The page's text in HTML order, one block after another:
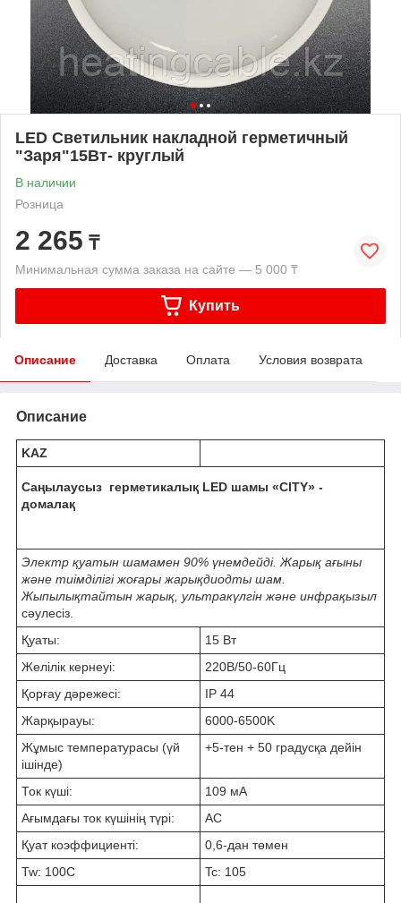
LED Светильник накладной герметичный
"Заря"15Вт- круглый
В наличии
Розница
2 265 ₸
Минимальная сумма заказа на сайте — 5 000 ₸
Купить
Описание Доставка Оплата Условия возврата
Описание
KAZ
Саңылаусыз герметикалық LED шамы «CITY» -
домалақ
Электр қуатын шамамен 90% үнемдейді. Жарық ағыны
және тиімділігі жоғары жарықдиодты шам.
Жыпылықтайтын жарық, ультракүлгін және инфрақызыл
сәулесіз.
Қуаты:
15 Вт
Желілік кернеуі:
220В/50-60Гц
Қорғау дәрежесі:
IP 44
Жарқырауы:
6000-6500K
Жұмыс температурасы (үй
ішінде)
+5-тен + 50 градусқа дейін
Ток күші:
109 мА
Ағымдағы ток күшінің түрі:
АС
Қуат коэффициенті:
0,6-дан төмен
Tw: 100C
Tc: 105